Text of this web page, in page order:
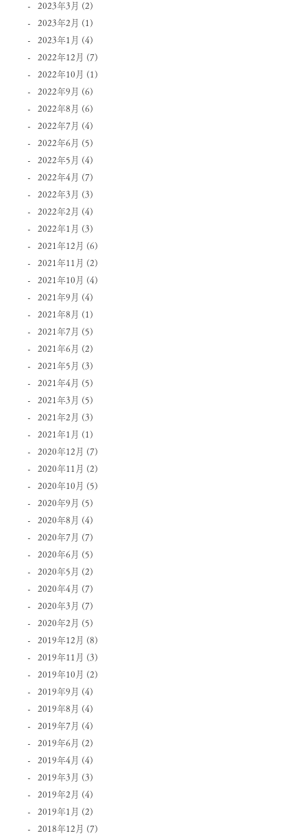
2023年3月 (2)
2023年2月 (1)
2023年1月 (4)
2022年12月 (7)
2022年10月 (1)
2022年9月 (6)
2022年8月 (6)
2022年7月 (4)
2022年6月 (5)
2022年5月 (4)
2022年4月 (7)
2022年3月 (3)
2022年2月 (4)
2022年1月 (3)
2021年12月 (6)
2021年11月 (2)
2021年10月 (4)
2021年9月 (4)
2021年8月 (1)
2021年7月 (5)
2021年6月 (2)
2021年5月 (3)
2021年4月 (5)
2021年3月 (5)
2021年2月 (3)
2021年1月 (1)
2020年12月 (7)
2020年11月 (2)
2020年10月 (5)
2020年9月 (5)
2020年8月 (4)
2020年7月 (7)
2020年6月 (5)
2020年5月 (2)
2020年4月 (7)
2020年3月 (7)
2020年2月 (5)
2019年12月 (8)
2019年11月 (3)
2019年10月 (2)
2019年9月 (4)
2019年8月 (4)
2019年7月 (4)
2019年6月 (2)
2019年4月 (4)
2019年3月 (3)
2019年2月 (4)
2019年1月 (2)
2018年12月 (7)